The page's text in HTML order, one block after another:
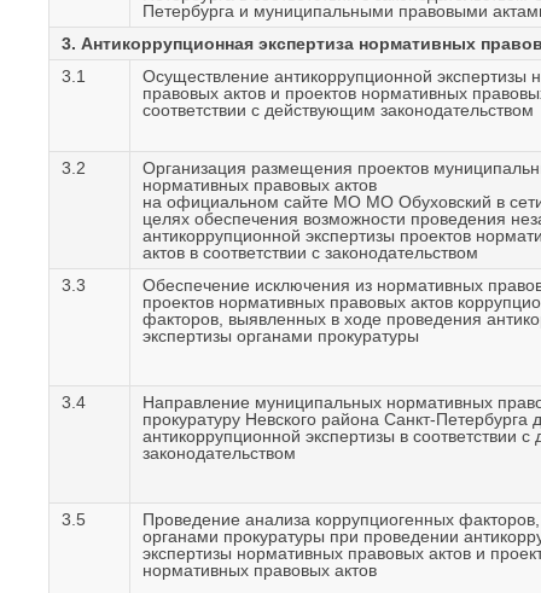
Петербурга и муниципальными правовыми
3. Антикоррупционная экспертиза нормативных
3.1
Осуществление антикоррупционной экспертизы
правовых актов и проектов нормативных
соответствии с действующим законодательством
3.2
Организация размещения проектов
нормативных правовых актов
на официальном сайте МО МО Обуховский в
целях обеспечения возможности проведения
антикоррупционной экспертизы проектов
актов в соответствии с законодательством
3.3
Обеспечение исключения из нормативных
проектов нормативных правовых актов
факторов, выявленных в ходе проведения
экспертизы органами прокуратуры
3.4
Направление муниципальных нормативных
прокуратуру Невского района Санкт-Петербурга
антикоррупционной экспертизы в соответствии
законодательством
3.5
Проведение анализа коррупциогенных
органами прокуратуры при проведении
экспертизы нормативных правовых актов и
нормативных правовых актов